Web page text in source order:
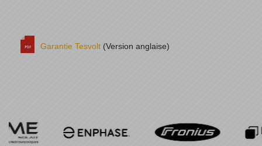
Garantie Tesvolt (Version anglaise)